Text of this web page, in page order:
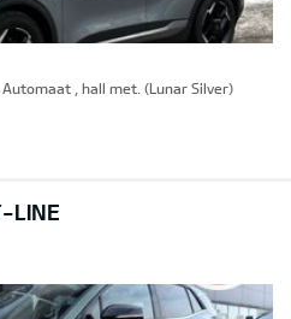
Automaat , hall met. (Lunar Silver)
LINE